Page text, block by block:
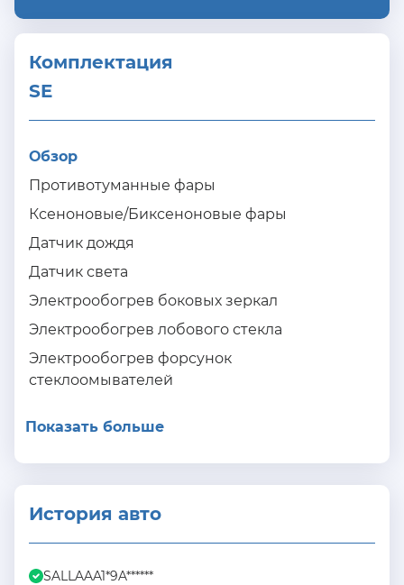
Комплектация
SE
Обзор
Противотуманные фары
Ксеноновые/Биксеноновые фары
Датчик дождя
Датчик света
Электрообогрев боковых зеркал
Электрообогрев лобового стекла
Электрообогрев форсунок
стеклоомывателей
Показать больше
История авто
SALLAAA1*9A******